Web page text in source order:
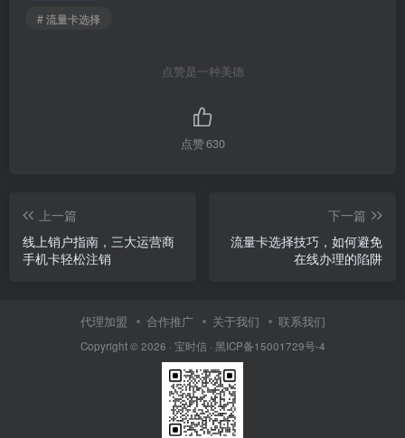
# 流量卡选择
点赞是一种美德
点赞630
上一篇
线上销户指南，三大运营商
手机卡轻松注销
下一篇
流量卡选择技巧，如何避免
在线办理的陷阱
代理加盟 合作推广 关于我们 联系我们
Copyright © 2026 · 宝时信· 黑ICP备15001729号-4